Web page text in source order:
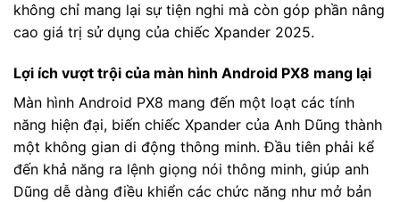
không chỉ mang lại sự tiện nghi mà còn góp phần nâng
cao giá trị sử dụng của chiếc Xpander 2025.
Lợi ích vượt trội của màn hình Android PX8 mang lại
Màn hình Android PX8 mang đến một loạt các tính
năng hiện đại, biến chiếc Xpander của Anh Dũng thành
một không gian di động thông minh. Đầu tiên phải kể
đến khả năng ra lệnh giọng nói thông minh, giúp anh
Dũng dễ dàng điều khiển các chức năng như mở bản